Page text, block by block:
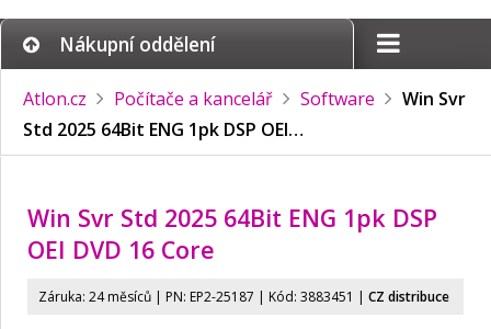
Nákupní oddělení
Atlon.cz Počítače a kancelář Software
Win Svr
Std 2025 64Bit ENG 1pk DSP OEI…
Win Svr Std 2025 64Bit ENG 1pk DSP
OEI DVD 16 Core
Záruka: 24 měsíců | PN: EP2-25187 | Kód: 3883451 | CZ distribuce